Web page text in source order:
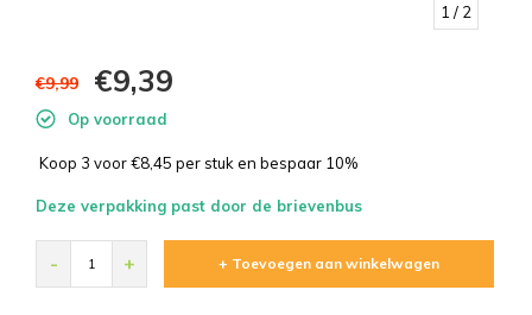
1 / 2
€9,99 €9,39
Op voorraad
Koop 3 voor €8,45 per stuk en bespaar 10%
Deze verpakking past door de brievenbus
- + + Toevoegen aan winkelwagen